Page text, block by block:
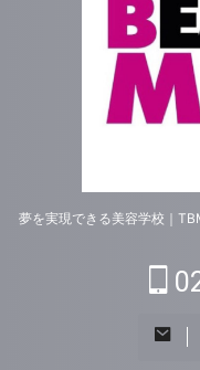
夢を実現できる美容学校｜